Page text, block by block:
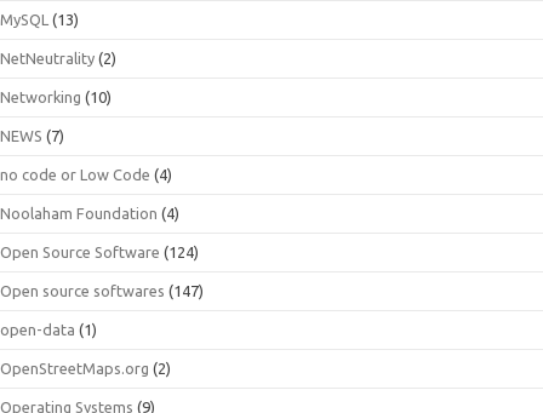
MySQL (13)
NetNeutrality (2)
Networking (10)
NEWS (7)
no code or Low Code (4)
Noolaham Foundation (4)
Open Source Software (124)
Open source softwares (147)
open-data (1)
OpenStreetMaps.org (2)
Operating Systems (9)